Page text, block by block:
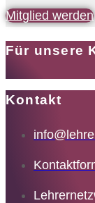
Mitglied werden
Für unsere
Kontakt